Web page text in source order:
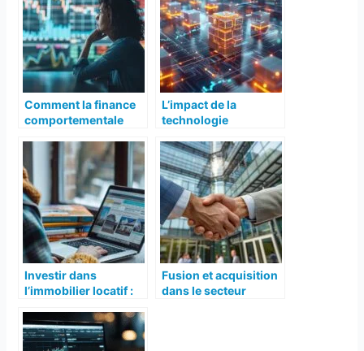
Comment la finance
comportementale
d’investissement ?
L’impact de la
technologie
finance
Investir dans
l’immobilier locatif :
commencer
Fusion et acquisition
dans le secteur